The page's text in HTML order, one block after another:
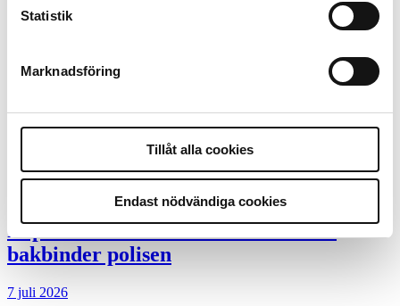
Statistik
Marknadsföring
Tillåt alla cookies
Endast nödvändiga cookies
9 juli 2026
Slutreplik:Det handlar om
kunskapsstyrning – inte om forskarnas
Replik:Det är inte evidenskrav som
bakbinder polisen
7 juli 2026